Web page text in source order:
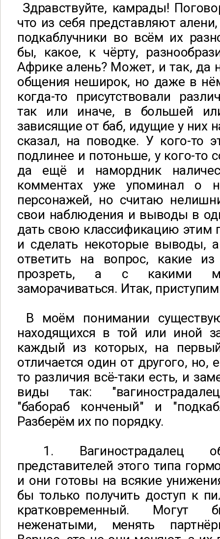
Здравствуйте, камрады!
что из себя представляют
подкаблучники во всём их
бы, какое, к чёрту,
Африке алень? Может, и так, да
общения неширок, но даже в
когда-то присутствовали
так или иначе, в большей
зависящие от баб, идущие у них
сказал, на поводке. У кого-то
подлинее и потоньше, у кого-то
да ещё и намордник
комментах уже упоминал о
персонажей, но считаю
свои наблюдения и выводы в
дать свою классификацию этим
и сделать некоторые выводы,
ответить на вопрос, какие
прозреть, а с какими
заморачиваться. Итак,
В моём понимании
находящихся в той или иной
каждый из которых, на
отличается один от другого, но,
то различия всё-таки есть, и
виды так:
"бабораб конченый" и
Разберём их по порядку.
1. Вагинострадалец
представителей этого типа
и они готовы на всякие
бы только получить доступ к
кратковременный. Могут
неженатыми, менять